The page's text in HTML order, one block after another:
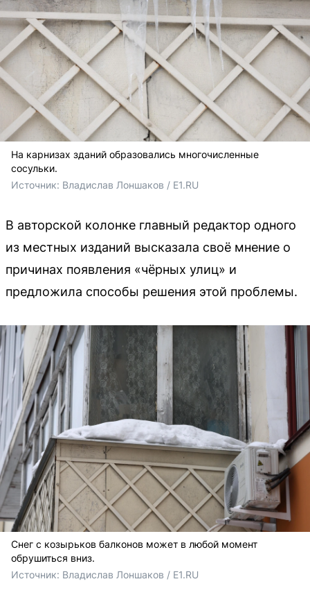
На карнизах зданий образовались многочисленные
сосульки.
Источник: Владислав Лоншаков / E1.RU
В авторской колонке главный редактор одного
из местных изданий высказала своё мнение о
причинах появления «чёрных улиц» и
предложила способы решения этой проблемы.
Снег с козырьков балконов может в любой момент
обрушиться вниз.
Источник: Владислав Лоншаков / E1.RU